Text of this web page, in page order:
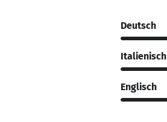
Deutsch
Italienisch
Englisch